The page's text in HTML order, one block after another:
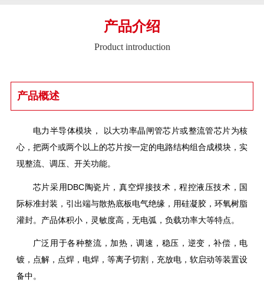
产品介绍
Product introduction
产品概述
电力半导体模块， 以大功率晶闸管芯片或整流管芯片为核
心，把两个或两个以上的芯片按一定的电路结构组合成模块，实
现整流、调压、开关功能。
芯片采用DBC陶瓷片，真空焊接技术，程控液压技术，国
际标准封装，引出端与散热底板电气绝缘，用硅凝胶，环氧树脂
灌封。产品体积小，灵敏度高，无电弧，负载功率大等特点。
广泛用于各种整流，加热，调速，稳压，逆变，补偿，电
镀，点解，点焊，电焊，等离子切割，充放电，软启动等装置设
备中。